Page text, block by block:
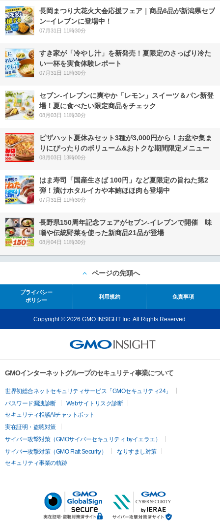
長岡まつり大花火大会応援フェア｜商品6品が新潟県セブ
ン−イレブンに登場中！
07月31日 11時30分
すき家が「冷やし汁」を新発売！夏限定のさっぱり冷た
い一杯を実食体験レポート
07月31日 11時30分
セブン‐イレブンに爽やか「レモン」スイーツ＆パン新登
場！夏に食べたい限定商品をチェック
08月03日 11時30分
ピザハット夏休みセット3種が3,000円から！お盆や集ま
りにぴったりのボリューム&おトクな期間限定メニュー
08月03日 13時00分
はま寿司「国産生さば 100円」など夏限定の旨ねた第2
弾！漬けホタルイカや本鮪ほほ肉も登場中
07月31日 11時30分
長野県150周年記念フェアがセブン-イレブンで開催 味
噌や伝統野菜を使った新商品21品が登場
08月04日 11時30分
ページの先頭へ
プライバシー
ポリシー
利用規約 免責事項
Copyright © 2026 GMO INSIGHT Inc. All Rights Reserved.
GMOインターネットグループのセキュリティ事業について
世界初総合ネットセキュリティサービス「GMOセキュリティ24」
パスワード漏洩診断
Webサイトリスク診断
セキュリティ相談AIチャットボット
実在証明・盗聴対策
サイバー攻撃対策（GMOサイバーセキュリティ byイエラエ）
サイバー攻撃対策（GMO Flatt Security）
なりすまし対策
セキュリティ事業の軌跡